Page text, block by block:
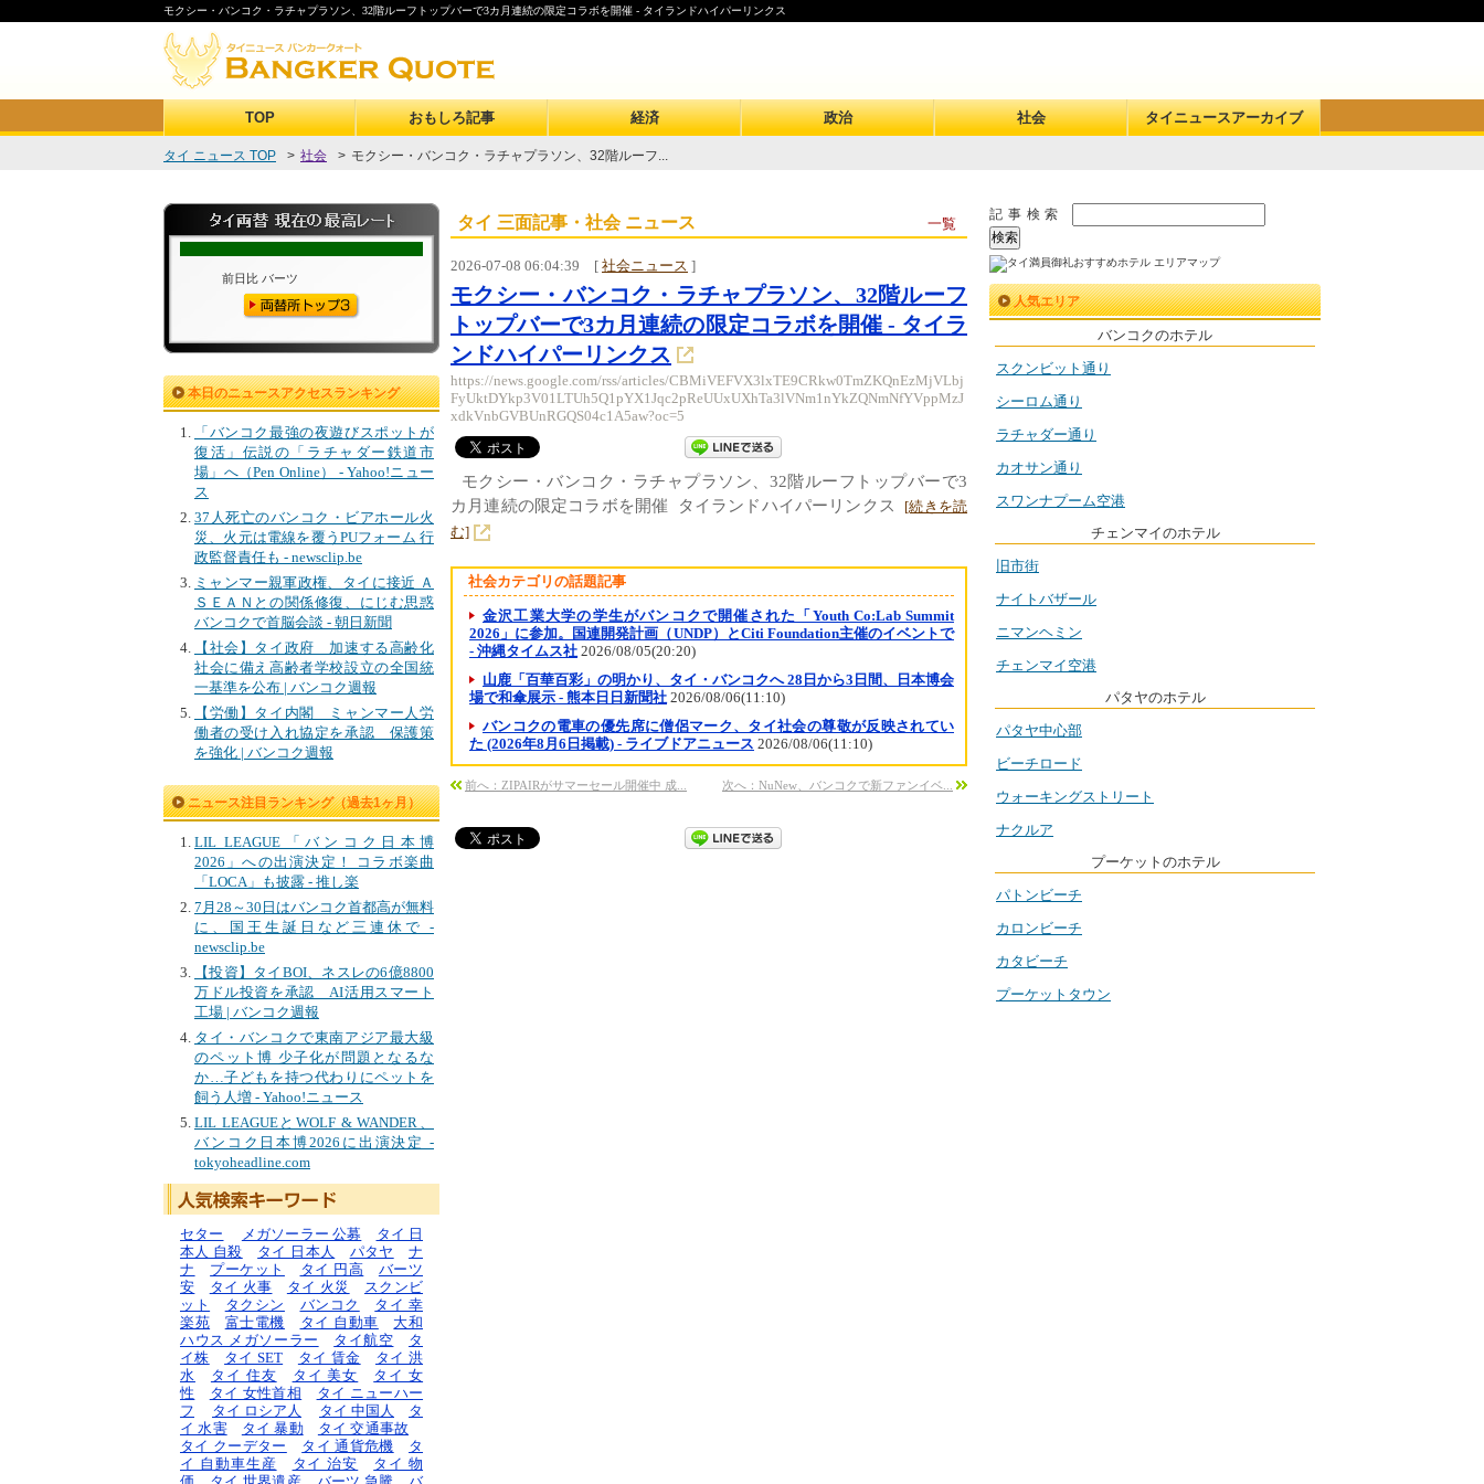
モクシー・バンコク・ラチャプラソン、32階ルーフトップバーで3カ月連続の限定コラボを開催 - タイランドハイパーリンクス
TOP おもしろ記事 経済 政治 社会 タイニュースアーカイブ
タイ ニュース TOP > 社会 > モクシー・バンコク・ラチャプラソン、32階ルーフ...
本日のニュースアクセスランキング
「バンコク最強の夜遊びスポットが
復活」伝説の「ラチャダー鉄道市
場」へ（Pen Online） - Yahoo!ニュー
ス
37人死亡のバンコク・ビアホール火
災、火元は電線を覆うPUフォーム 行
政監督責任も - newsclip.be
ミャンマー親軍政権、タイに接近 Ａ
ＳＥＡＮとの関係修復、にじむ思惑
バンコクで首脳会談 - 朝日新聞
【社会】タイ政府 加速する高齢化
社会に備え高齢者学校設立の全国統
一基準を公布 | バンコク週報
【労働】タイ内閣 ミャンマー人労
働者の受け入れ協定を承認 保護策
を強化 | バンコク週報
ニュース注目ランキング（過去1ヶ月）
LIL LEAGUE「バンコク日本博
2026」への出演決定！ コラボ楽曲
「LOCA」も披露 - 推し楽
7月28～30日はバンコク首都高が無料
に、国王生誕日など三連休で -
newsclip.be
【投資】タイBOI、ネスレの6億8800
万ドル投資を承認 AI活用スマート
工場 | バンコク週報
タイ・バンコクで東南アジア最大級
のペット博 少子化が問題となるな
か…子どもを持つ代わりにペットを
飼う人増 - Yahoo!ニュース
LIL LEAGUEとWOLF & WANDER、
バンコク日本博2026に出演決定 -
tokyoheadline.com
セター メガソーラー 公募
タイ 日
本人 自殺
タイ 日本人 パタヤ
ナ
ナ
プーケット タイ 円高
バーツ
安
タイ 火事 タイ 火災
スクンビ
ット
タクシン バンコク
タイ 幸
楽苑
富士電機 タイ 自動車
大和
ハウス メガソーラー
タイ航空
タ
イ株
タイ SET タイ 賃金
タイ 洪
水
タイ 住友 タイ 美女
タイ 女
性
タイ 女性首相
タイ ニューハー
フ
タイ ロシア人 タイ 中国人
タ
イ 水害
タイ 暴動
タイ 交通事故
タイ クーデター
タイ 通貨危機
タ
イ 自動車生産
タイ 治安
タイ 物
タイ 三面記事・社会 ニュース 一覧
2026-07-08 06:04:39 [ 社会ニュース ]
モクシー・バンコク・ラチャプラソン、32階ルーフ
トップバーで3カ月連続の限定コラボを開催 - タイラ
ンドハイパーリンクス
https://news.google.com/rss/articles/CBMiVEFVX3lxTE9CRkw0TmZKQnEzMjVLbj
FyUktDYkp3V01LTUh5Q1pYX1Jqc2pReUUxUXhTa3lVNm1nYkZQNmNfYVppMzJ
xdkVnbGVBUnRGQS04c1A5aw?oc=5
モクシー・バンコク・ラチャプラソン、32階ルーフトップバーで3
カ月連続の限定コラボを開催 タイランドハイパーリンクス [続きを読
む]
社会カテゴリの話題記事
金沢工業大学の学生がバンコクで開催された「Youth Co:Lab Summit
2026」に参加。国連開発計画（UNDP）とCiti Foundation主催のイベントで
- 沖縄タイムス社 2026/08/05(20:20)
山鹿「百華百彩」の明かり、タイ・バンコクへ 28日から3日間、日本博会
場で和傘展示 - 熊本日日新聞社 2026/08/06(11:10)
バンコクの電車の優先席に僧侶マーク、タイ社会の尊敬が反映されてい
た (2026年8月6日掲載) - ライブドアニュース 2026/08/06(11:10)
前へ：ZIPAIRがサマーセール開催中 成... 次へ：NuNew、バンコクで新ファンイベ...
記事検索